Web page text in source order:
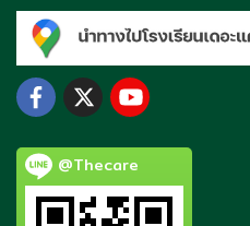
@Thecare